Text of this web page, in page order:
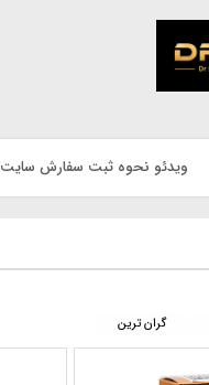
ویدئو نحوه ثبت سفارش سایت
گران ترین